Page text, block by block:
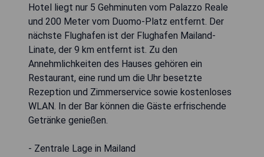
Hotel liegt nur 5 Gehminuten vom Palazzo Reale
und 200 Meter vom Duomo-Platz entfernt. Der
nächste Flughafen ist der Flughafen Mailand-
Linate, der 9 km entfernt ist. Zu den
Annehmlichkeiten des Hauses gehören ein
Restaurant, eine rund um die Uhr besetzte
Rezeption und Zimmerservice sowie kostenloses
WLAN. In der Bar können die Gäste erfrischende
Getränke genießen.
- Zentrale Lage in Mailand